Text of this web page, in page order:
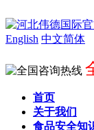
English 中文简体
首页
关于我们
食品安全知